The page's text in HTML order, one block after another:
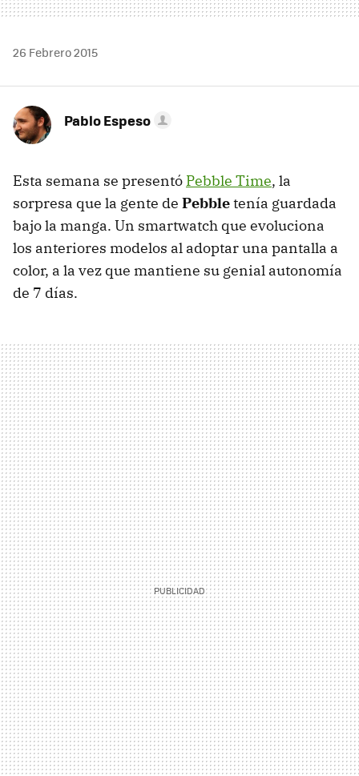
26 Febrero 2015
Pablo Espeso
Esta semana se presentó Pebble Time, la
sorpresa que la gente de Pebbletenía guardada
bajo la manga. Un smartwatch que evoluciona
los anteriores modelos al adoptar una pantalla a
color, a la vez que mantiene su genial autonomía
de 7 días.